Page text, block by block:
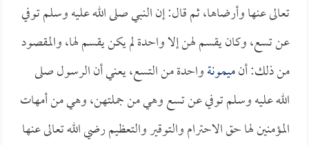
تعالى عنها وأرضاها، ثم قال: إن النبي صلى الله عليه وسلم توفي
عن تسع، وكان يقسم لهن إلا واحدة لم يكن يقسم لها، والمقصود
من ذلك: أنميمونةواحدة من التسع، يعني أن الرسول صلى
الله عليه وسلم توفي عن تسع وهي من جملتهن، وهي من أمهات
المؤمنين لها حق الاحترام والتوقير والتعظيم رضي الله تعالى عنها